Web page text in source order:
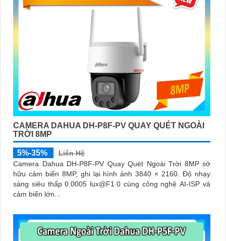
CAMERA DAHUA DH-P8F-PV QUAY QUÉT NGOÀI
TRỜI 8MP
5%-35%
Liên Hệ
Camera Dahua DH-P8F-PV Quay Quét Ngoài Trời 8MP sở
hữu cảm biến 8MP, ghi lại hình ảnh 3840 × 2160. Độ nhạy
sáng siêu thấp 0.0005 lux@F1.0 cùng công nghệ AI-ISP và
cảm biến lớn...